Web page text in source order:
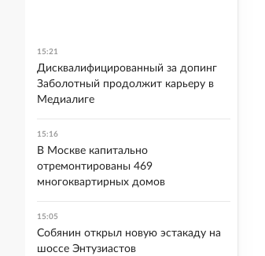
15:21
Дисквалифицированный за допинг
Заболотный продолжит карьеру в
Медиалиге
15:16
В Москве капитально
отремонтированы 469
многоквартирных домов
15:05
Собянин открыл новую эстакаду на
шоссе Энтузиастов